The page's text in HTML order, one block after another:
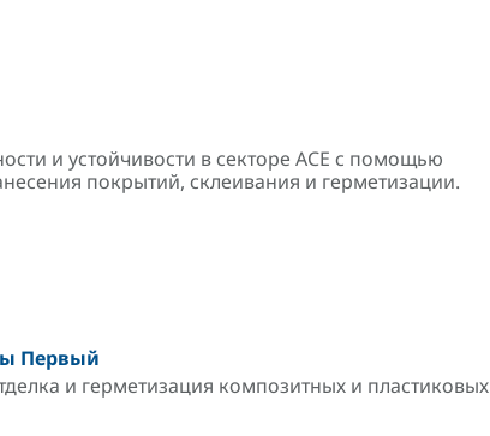
и устойчивости в секторе ACE с помощью
покрытий, склеивания и герметизации.
Первый
и герметизация композитных и пластиковых